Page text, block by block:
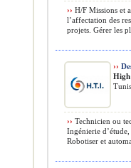
›› H/F Missions et
l’affectation des
projets. Gérer les
››
›› Technicien ou
Ingénierie
Robotiser et